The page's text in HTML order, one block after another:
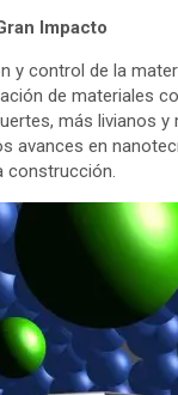
Impacto
y control de la
de materiales
más livianos
avances en
construcción.